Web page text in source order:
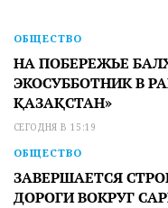
ОБЩЕСТВО
НА ПОБЕРЕЖЬЕ
ЭКОСУББОТНИК В
ҚАЗАҚСТАН»
СЕГОДНЯ В 15:19
ОБЩЕСТВО
ЗАВЕРШАЕТСЯ
ДОРОГИ ВОКРУГ